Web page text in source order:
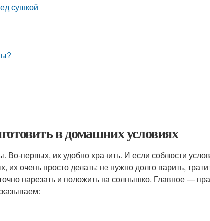
сушкой
в домашних условиях
первых, их удобно хранить. И если соблюсти
их очень просто делать: не нужно долго варить,
нарезать и положить на солнышко. Главное —